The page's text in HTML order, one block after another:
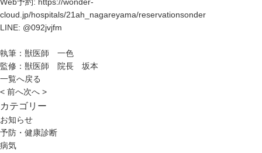
cloud.jp/hospitals/21ah_nagareyama/reservationsonder
LINE: @092jvjfm
執筆：獣医師 一色
監修：獣医師 院長 坂本
一覧へ戻る
< 前へ次へ >
カテゴリー
お知らせ
予防・健康診断
病気